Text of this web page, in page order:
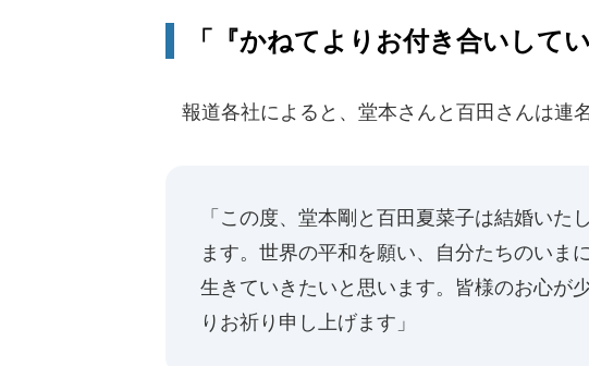
「『かねてよりお付き合いして
報道各社によると、堂本さんと百田さんは連
「この度、堂本剛と百田夏菜子は結婚いた
ます。世界の平和を願い、自分たちのいま
生きていきたいと思います。皆様のお心が
りお祈り申し上げます」